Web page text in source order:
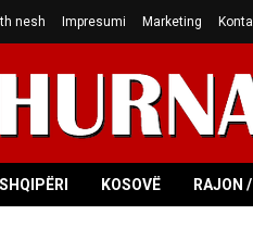
nesh Impresumi Marketing
SHQIPËRI KOSOVË RAJON